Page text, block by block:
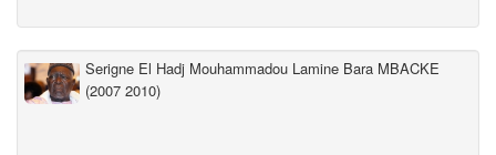
Serigne El Hadj Mouhammadou Lamine Bara MBACKE
(2007 2010)